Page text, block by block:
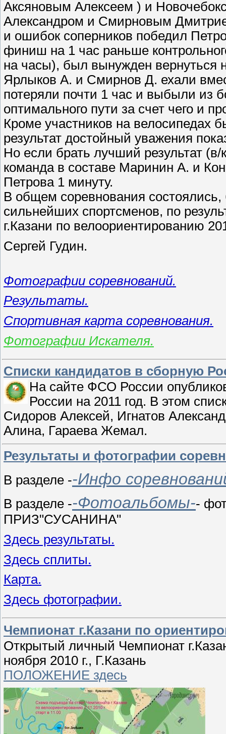
Аксяновым Алексеем ) и
Александром и Смирновым
и ошибок соперников победил
финиш на 1 час раньше
на часы), был вынужден вернуться
Ярлыков А. и Смирнов Д. ехали
потеряли почти 1 час и выбыли из
оптимального пути за счет чего и
Кроме участников на велосипедах
результат достойный уважения
Но если брать лучший результат (в/
команда в составе Маринин А. и
Петрова 1 минуту.
В общем соревнования
сильнейших спортсменов, по
г.Казани по велоориентированию
Сергей
Фотографии соревнований.
Результаты.
Спортивная карта соревнования.
Фотографии Искателя.
Списки кандидатов в сборную
На сайте ФСО России
России на 2011 год. В этом
Сидоров Алексей, Игнатов
Алина, Гараева Жемал.
Результаты и фотографии
В разделе --Инфо
В разделе --Фотоальбомы--
ПРИЗ"СУСАНИНА"
Здесь результаты.
Здесь сплиты.
Карта.
Здесь фотографии.
Чемпионат г.Казани по
Открытый личный Чемпионат
ноября 2010 г., Г.Казань
ПОЛОЖЕНИЕ здесь